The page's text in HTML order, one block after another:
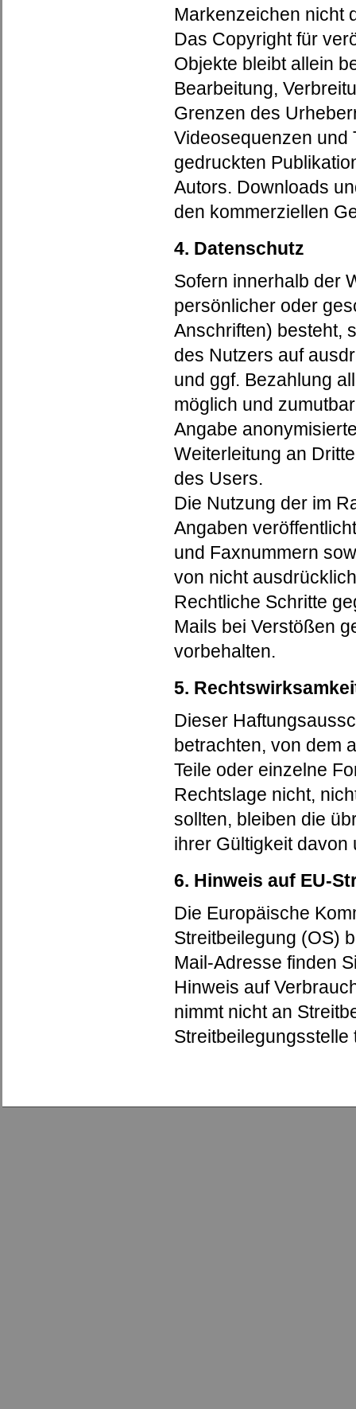
Markenzeichen nicht
Das Copyright für
Objekte bleibt allein
Bearbeitung,
Grenzen des
Videosequenzen und
gedruckten
Autors. Downloads
den kommerziellen
4. Datenschutz
Sofern innerhalb der
persönlicher oder
Anschriften) besteht,
des Nutzers auf
und ggf. Bezahlung
möglich und
Angabe
Weiterleitung an
des Users.
Die Nutzung der im
Angaben
und Faxnummern
von nicht
Rechtliche Schritte
Mails bei Verstößen
vorbehalten.
5.
Dieser
betrachten, von dem
Teile oder einzelne
Rechtslage nicht,
sollten, bleiben die
ihrer Gültigkeit davon
6. Hinweis auf EU-
Die Europäische
Streitbeilegung (OS)
Mail-Adresse finden
Hinweis auf
nimmt nicht an
Streitbeilegungsstelle